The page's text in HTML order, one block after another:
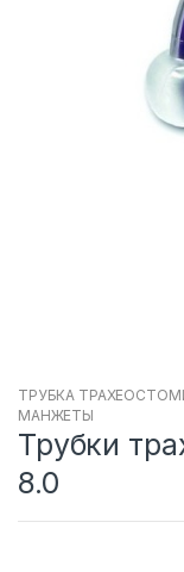
ТРУБКА
МАНЖЕТЫ
Трубки
8.0